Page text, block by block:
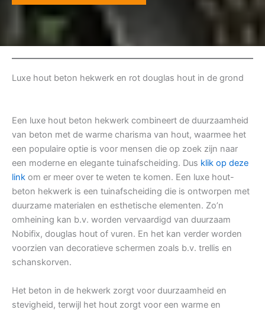
Luxe hout beton hekwerk en rot douglas hout in de grond
Een luxe hout beton hekwerk combineert de duurzaamheid
van beton met de warme charisma van hout, waarmee het
een populaire optie is voor mensen die op zoek zijn naar
een moderne en elegante tuinafscheiding. Dus klik op deze
link om er meer over te weten te komen. Een luxe hout-
beton hekwerk is een tuinafscheiding die is ontworpen met
duurzame materialen en esthetische elementen. Zo’n
omheining kan b.v. worden vervaardigd van duurzaam
Nobifix, douglas hout of vuren. En het kan verder worden
voorzien van decoratieve schermen zoals b.v. trellis en
schanskorven.
Het beton in de hekwerk zorgt voor duurzaamheid en
stevigheid, terwijl het hout zorgt voor een warme en